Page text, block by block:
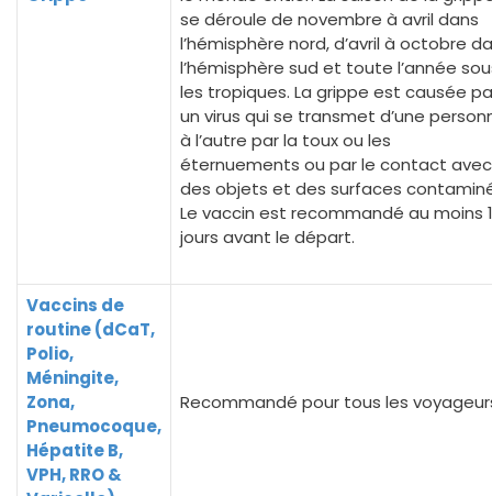
se déroule de novembre à avril dans
l’hémisphère nord, d’avril à octobre
l’hémisphère sud et toute l’année
les tropiques. La grippe est causée
un virus qui se transmet d’une
à l’autre par la toux ou les
éternuements ou par le contact avec
des objets et des surfaces
Le vaccin est recommandé au moins
jours avant le départ.
Vaccins de
routine (dCaT,
Polio,
Méningite,
Zona,
Pneumocoque,
Hépatite B,
VPH, RRO &
Recommandé pour tous les